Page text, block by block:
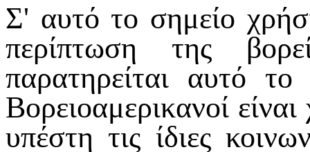
Σ' αυτό το σημείο
περίπτωση της
παρατηρείται αυτό
Βορειοαμερικανοί
υπέστη τις ίδιες